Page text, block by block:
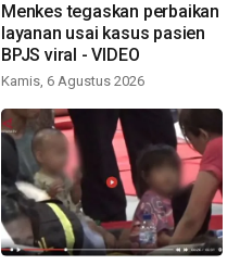
Menkes tegaskan perbaikan
layanan usai kasus pasien
BPJS viral - VIDEO
Kamis, 6 Agustus 2026